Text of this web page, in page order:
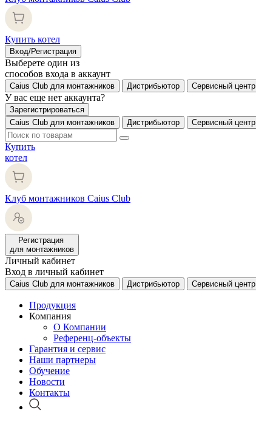
Купить котел
Вход/Регистрация
Выберете один из
способов входа в аккаунт
Caius Club для монтажников Дистрибьютор Сервисный центр
У вас еще нет аккаунта?
Зарегистрироваться
Caius Club для монтажников
Дистрибьютор Сервисный центр
Купить
котел
Клуб монтажников Caius Club
Регистрация
для монтажников
Личный кабинет
Вход в личный кабинет
Caius Club для монтажников Дистрибьютор Сервисный центр
Продукция
Компания
О Компании
Референц-объекты
Гарантия и сервис
Наши партнеры
Обучение
Новости
Контакты